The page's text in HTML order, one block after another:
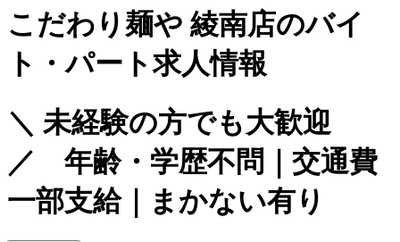
こだわり麺や 綾南店のバイ
ト・パート求人情報
＼ 未経験の方でも大歓迎
／ 年齢・学歴不問｜交通費
一部支給｜まかない有り